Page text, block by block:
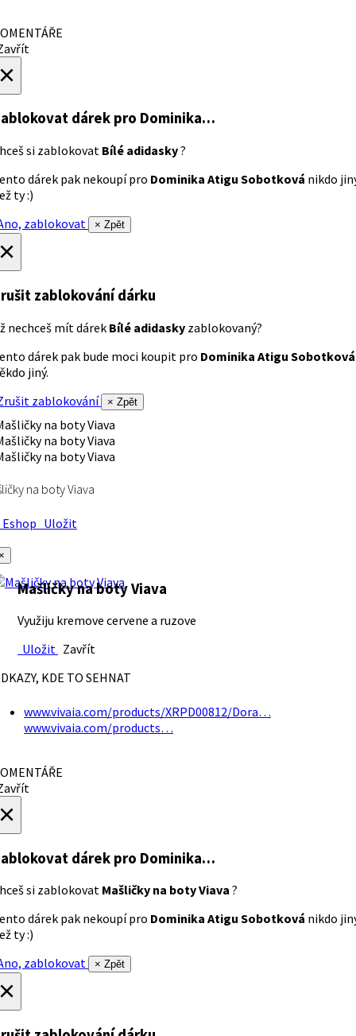
dárek pro Dominika…
si zablokovat Bílé adidasky?
dárek pak nekoupí pro Dominika Atigu Sobotková nikdo
ty :)
zablokovat
× Zpět
zablokování dárku
nechceš mít dárek Bílé adidasky zablokovaný?
dárek pak bude moci koupit pro Dominika Atigu Sobotková
jiný.
zablokování
× Zpět
na boty Viava
Uložit
Mašličky na boty Viava
Využiju kremove cervene a ruzove
Uložit Zavřít
KDE TO SEHNAT
www.vivaia.com/products/XRPD00812/Dora…
www.vivaia.com/products…
dárek pro Dominika…
si zablokovat Mašličky na boty Viava ?
dárek pak nekoupí pro Dominika Atigu Sobotková nikdo
ty :)
zablokovat
× Zpět